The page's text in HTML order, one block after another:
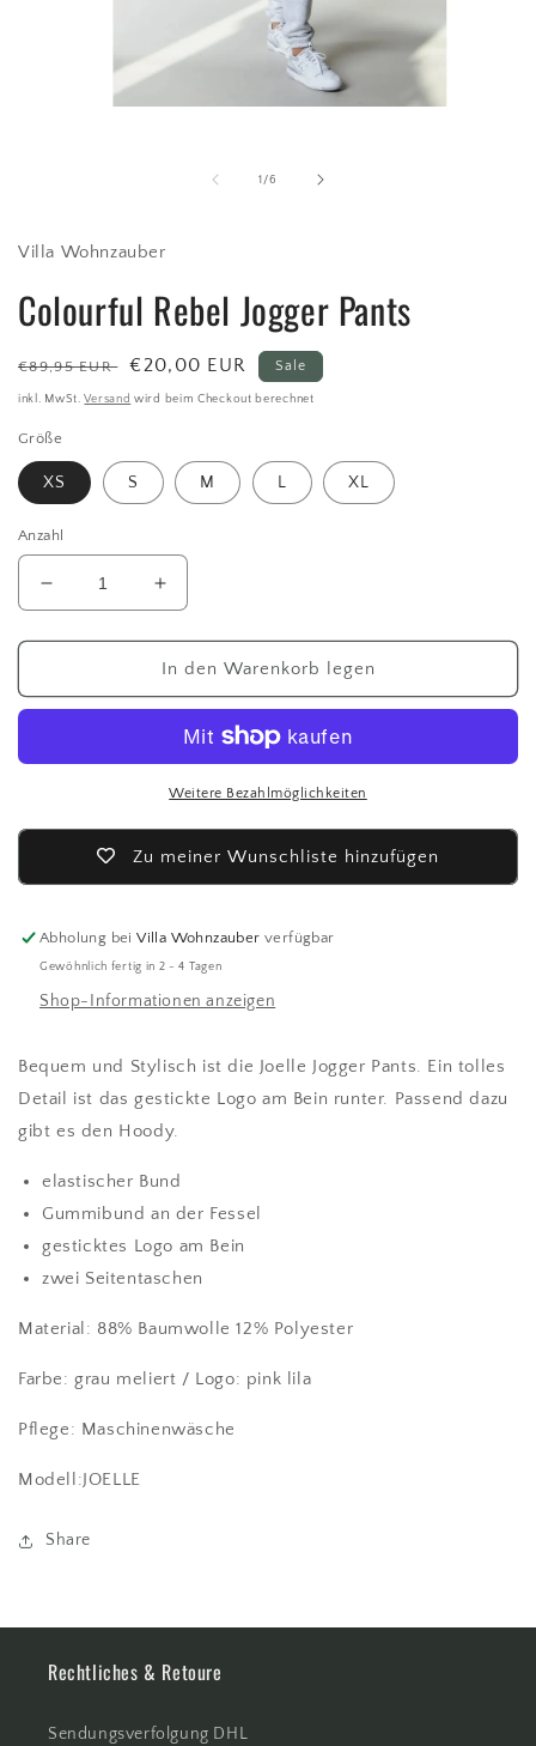
1 /von
6
Villa Wohnzauber
Colourful Rebel Jogger Pants
Normaler
Preis
€89,95 EUR Verkaufspreis
€20,00 EUR Sale
inkl. MwSt.Versand wird beim Checkout berechnet
Größe
XS S M L XL
Anzahl
Verringere
die
Menge
Colourful
Pants
Erhöhe
die
Menge
für
Colourful
Jogger
Pants
In den Warenkorb legen
Weitere Bezahlmöglichkeiten
Zu meiner Wunschliste hinzufügen
Abholung beiVilla Wohnzauber verfügbar
Gewöhnlich fertig in 2 - 4 Tagen
Shop-Informationen anzeigen
Bequem und Stylisch ist die Joelle Jogger Pants. Ein tolles
Detail ist das gestickte Logo am Bein runter. Passend dazu
gibt es den Hoody.
elastischer Bund
Gummibund an der Fessel
gesticktes Logo am Bein
zwei Seitentaschen
Material: 88% Baumwolle 12% Polyester
Farbe: grau meliert / Logo: pink lila
Pflege: Maschinenwäsche
Modell:JOELLE
Share
Rechtliches & Retoure
Sendungsverfolgung DHL